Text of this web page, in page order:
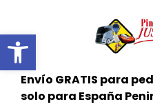
Abrir barra de herramientas
contenido
Envío GRATIS para
solo para España